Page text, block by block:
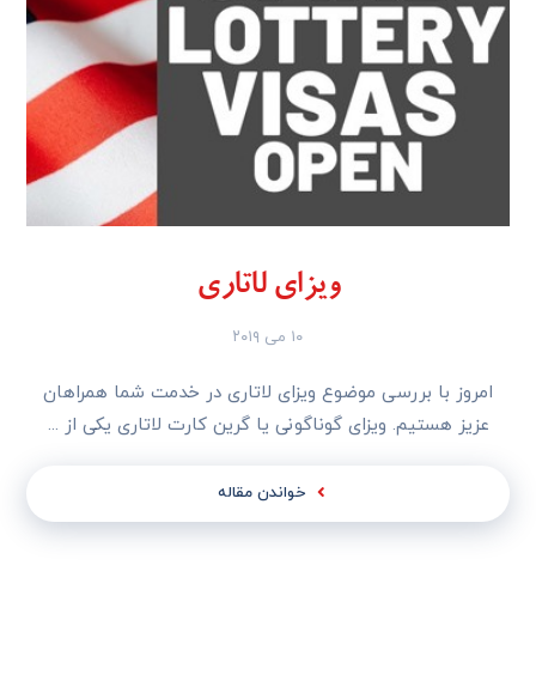
ویزای لاتاری
۱۰ می ۲۰۱۹
امروز با بررسی موضوع ویزای لاتاری در خدمت شما همراهان
عزیز هستیم. ویزای گوناگونی یا گرین کارت لاتاری یکی از ...
خواندن مقاله